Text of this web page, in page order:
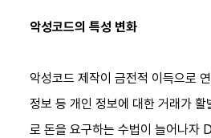
악성코드의 특성 변화
악성코드 제작이 금전적 이득으로
정보 등 개인 정보에 대한 거래가
로 돈을 요구하는 수법이 늘어나자